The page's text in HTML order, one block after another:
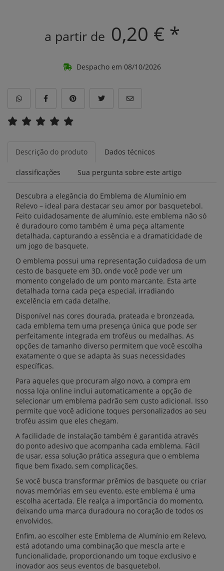
a partir de 0,20 € *
Despacho em 08/10/2026
Descrição do produto Dados técnicos
classificações Sua pergunta sobre este artigo
Descubra a elegância do Emblema de Alumínio em
Relevo – ideal para destacar seu amor por basquetebol.
Feito cuidadosamente de alumínio, este emblema não só
é duradouro como também é uma peça altamente
detalhada, capturando a essência e a dramaticidade de
um jogo de basquete.
O emblema possui uma representação cuidadosa de um
cesto de basquete em 3D, onde você pode ver um
momento congelado de um ponto marcante. Esta arte
detalhada torna cada peça especial, irradiando
excelência em cada detalhe.
Disponível nas cores dourada, prateada e bronzeada,
cada emblema tem uma presença única que pode ser
perfeitamente integrada em troféus ou medalhas. As
opções de tamanho diverso permitem que você escolha
exatamente o que se adapta às suas necessidades
específicas.
Para aqueles que procuram algo novo, a compra em
nossa loja online inclui automaticamente a opção de
selecionar um emblema padrão sem custo adicional. Isso
permite que você adicione toques personalizados ao seu
troféu assim que eles chegam.
A facilidade de instalação também é garantida através
do ponto adesivo que acompanha cada emblema. Fácil
de usar, essa solução prática assegura que o emblema
fique bem fixado, sem complicações.
Se você busca transformar prêmios de basquete ou criar
novas memórias em seu evento, este emblema é uma
escolha acertada. Ele realça a importância do momento,
deixando uma marca duradoura no coração de todos os
envolvidos.
Enfim, ao escolher este Emblema de Alumínio em Relevo,
está adotando uma combinação que mescla arte e
funcionalidade, proporcionando um toque exclusivo e
inovador aos seus eventos de basquetebol.